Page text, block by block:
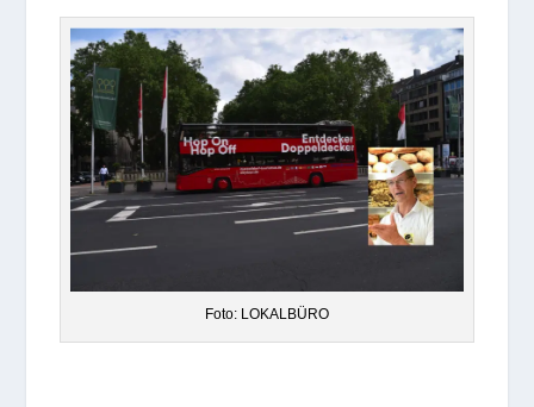
Foto: LOKALBÜRO